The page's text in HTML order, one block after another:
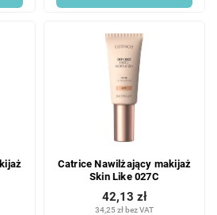
Catrice Nawilżający makijaż
Skin Like 027C
34,25 zł bez VAT
42,13 zł